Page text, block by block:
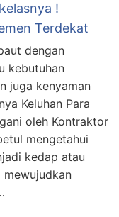
!
Terdekat
dengan
kebutuhan
juga kenyaman
Keluhan Para
oleh Kontraktor
mengetahui
kedap atau
mewujudkan